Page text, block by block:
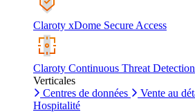
Claroty xDome Secure Access
Claroty Continuous Threat
Verticales
Centres de données
Vente au
Hospitalité